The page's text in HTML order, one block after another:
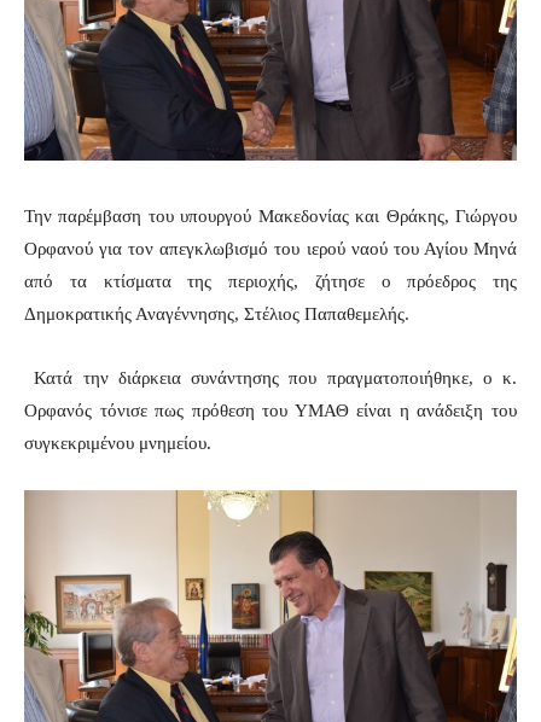
Την παρέμβαση του υπουργού Μακεδονίας και Θράκης, Γιώργου
Ορφανού για τον απεγκλωβισμό του ιερού ναού του Αγίου Μηνά
από τα κτίσματα της περιοχής, ζήτησε ο πρόεδρος της
Δημοκρατικής Αναγέννησης, Στέλιος Παπαθεμελής.
Κατά την διάρκεια συνάντησης που πραγματοποιήθηκε, ο κ.
Ορφανός τόνισε πως πρόθεση του ΥΜΑΘ είναι η ανάδειξη του
συγκεκριμένου μνημείου.